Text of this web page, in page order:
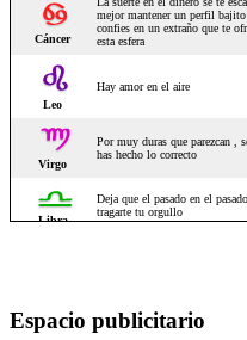
Espacio publicitario